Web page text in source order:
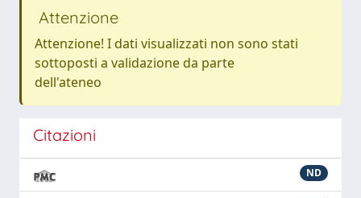
Attenzione
Attenzione! I dati visualizzati non sono stati
sottoposti a validazione da parte
dell'ateneo
Citazioni
ND